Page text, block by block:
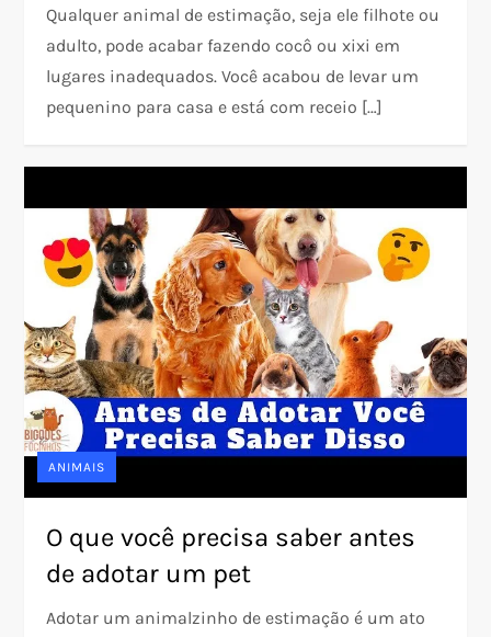
Qualquer animal de estimação, seja ele filhote ou
adulto, pode acabar fazendo cocô ou xixi em
lugares inadequados. Você acabou de levar um
pequenino para casa e está com receio […]
ANIMAIS
O que você precisa saber antes
de adotar um pet
Adotar um animalzinho de estimação é um ato